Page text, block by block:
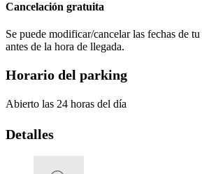
Cancelación gratuita
Se puede modificar/cancelar las fechas de
antes de la hora de llegada.
Horario del parking
Abierto las 24 horas del día
Detalles